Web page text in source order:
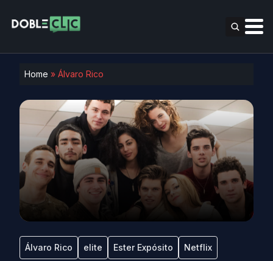
Home » Álvaro Rico
Álvaro Rico elite Ester Expósito Netflix